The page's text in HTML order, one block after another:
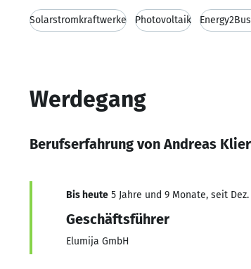
Solarstromkraftwerke Photovoltaik
Werdegang
Berufserfahrung von Andreas Klier
Bis heute 5 Jahre und 9 Monate, seit Dez.
Geschäftsführer
Elumija GmbH